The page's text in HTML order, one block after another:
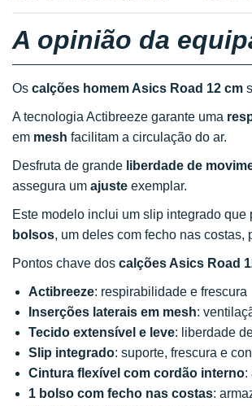
A opinião da
Os calções homem Asics Road 12 cm
A tecnologia Actibreeze garante uma
em mesh facilitam a circulação do ar.
Desfruta de grande liberdade de
assegura um ajuste exemplar.
Este modelo inclui um slip integrado que
bolsos, um deles com fecho nas costas,
Pontos chave dos calções Asics Road
Actibreeze: respirabilidade e frescura
Inserções laterais em mesh:
Tecido extensível e leve: liberdade
Slip integrado: suporte, frescura e
Cintura flexível com cordão interno:
1 bolso com fecho nas costas: